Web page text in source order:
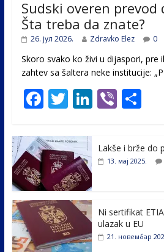
Sudski overen
Šta treba da znate?
26. јул 2026. Zdravko Elez 0
Skoro svako ko živi u dijaspori, pre
zahtev sa šaltera neke institucije:
F
e
b
o
o
k
T
itt
er
Li
e
Vi
er
S
ar
e
Lakše i brže do
13. мај 2025.
Ni sertifikat
ulazak u EU
21. новембар